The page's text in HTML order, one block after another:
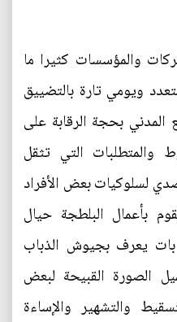
والمؤسسات كثيرا ما
ويومي تارة بالتضييق
بحجة الرقابة على
والمتطلبات التي تثقل
لسلوكيات بعض الأفراد
بأعمال البلطجة حيال
بات يعرف بجيوش الذباب
الصورة القبيحة لبعض
والتشهير والإساءة